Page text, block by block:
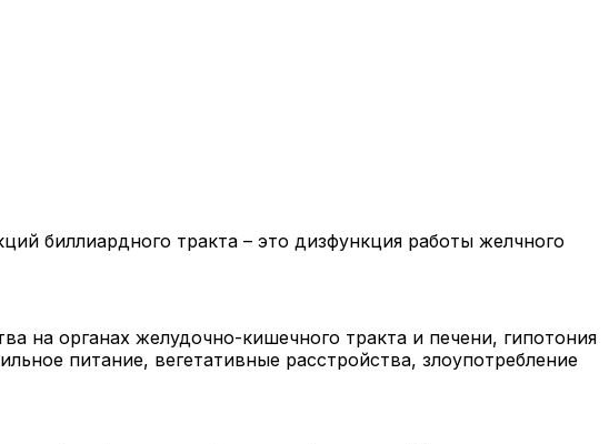
биллиардного тракта – это дизфункция работы желчного
на органах желудочно-кишечного тракта и печени, гипотония
питание, вегетативные расстройства, злоупотребление